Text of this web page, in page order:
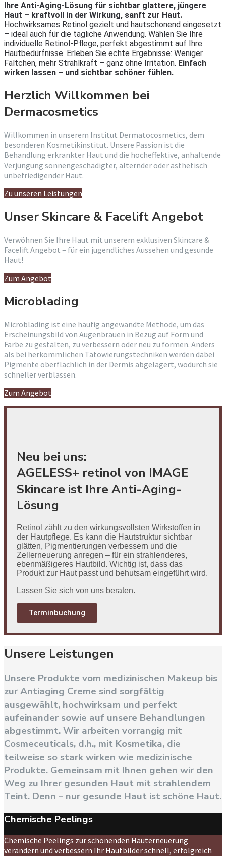
Ihre Anti-Aging-Lösung für sichtbar glattere, jüngere
Haut – kraftvoll in der Wirkung, sanft zur Haut.
Hochwirksames Retinol gezielt und hautschonend eingesetzt
– ideal auch für die tägliche Anwendung. Wählen Sie Ihre
individuelle Retinol-Pflege, perfekt abgestimmt auf Ihre
Hautbedürfnisse. Erleben Sie echte Ergebnisse: Weniger
Fältchen, mehr Strahlkraft – ganz ohne Irritation. Einfach
wirken lassen – und sichtbar schöner fühlen.
Herzlich Willkommen bei
Dermacosmetics
Willkommen in unserem Institut Dermatocosmetics, dem
besonderen Kosmetikinstitut. Unsere Passion ist die
Behandlung erkrankter Haut und die hocheffektive, anhaltende
Verjüngung sonnengeschädigter, alternder oder ästhetisch
unbefriedigender Haut.
Zu unseren Leistungen
Unser Skincare & Facelift Angebot
Verwöhnen Sie Ihre Haut mit unserem exklusiven Skincare &
Facelift Angebot – für ein jugendliches Aussehen und gesunde
Haut!
Zum Angebot
Microblading
Microblading ist eine häufig angewandte Methode, um das
Erscheinungsbild von Augenbrauen in Bezug auf Form und
Farbe zu gestalten, zu verbessern oder neu zu formen. Anders
als bei herkömmlichen Tätowierungstechniken werden dabei
Pigmente oberflächlich in der Dermis abgelagert, wodurch sie
schneller verblassen.
Zum Angebot
Neu bei uns:
AGELESS+ retinol von IMAGE
Skincare ist Ihre Anti-Aging-
Lösung
Retinol zählt zu den wirkungsvollsten Wirkstoffen in
der Hautpflege. Es kann die Hautstruktur sichtbar
glätten, Pigmentierungen verbessern und die
Zellerneuerung anregen – für ein strahlenderes,
ebenmäßigeres Hautbild. Wichtig ist, dass das
Produkt zur Haut passt und behutsam eingeführt wird.
Lassen Sie sich von uns beraten.
Terminbuchung
Unsere Leistungen
Unsere Produkte vom medizinischen Makeup bis
zur Antiaging Creme sind sorgfältig
ausgewählt, hochwirksam und perfekt
aufeinander sowie auf unsere Behandlungen
abgestimmt. Wir arbeiten vorrangig mit
Cosmeceuticals, d.h., mit Kosmetika, die
teilweise so stark wirken wie medizinische
Produkte. Gemeinsam mit Ihnen gehen wir den
Weg zu Ihrer gesunden Haut mit strahlendem
Teint. Denn – nur gesunde Haut ist schöne Haut.
Chemische Peelings
Chemische Peelings zur schonenden Hauterneuerung
verändern und verbessern Ihr Hautbilder schnell, erfolgreich